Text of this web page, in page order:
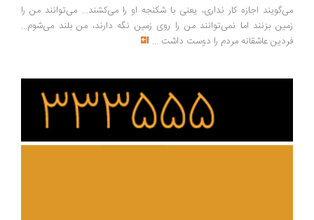
می‌گویند اجازه کار نداری، یعنی با شکنجه او را می‌کشند... می‌توانند من را
زمین بزنند اما نمی‌توانند من را روی زمین نگه دارند، من بلند می‌شوم...
فردین عاشقانه مردم را دوست داشت ...